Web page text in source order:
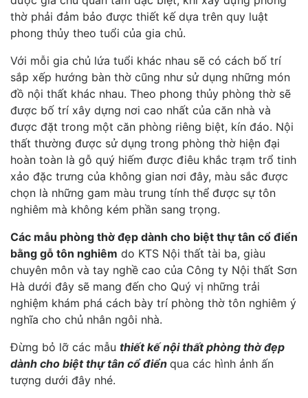
thờ phải đảm bảo được thiết kế dựa trên quy luật
phong thủy theo tuổi của gia chủ.
Với mỗi gia chủ lứa tuổi khác nhau sẽ có cách bố trí
sắp xếp hướng bàn thờ cũng như sử dụng những món
đồ nội thất khác nhau. Theo phong thủy phòng thờ sẽ
được bố trí xây dựng nơi cao nhất của căn nhà và
được đặt trong một căn phòng riêng biệt, kín đáo. Nội
thất thường được sử dụng trong phòng thờ hiện đại
hoàn toàn là gỗ quý hiếm được điêu khắc trạm trổ tinh
xảo đặc trưng của không gian nơi đây, màu sắc được
chọn là những gam màu trung tính thể được sự tôn
nghiêm mà không kém phần sang trọng.
Các mẫu phòng thờ đẹp dành cho biệt thự tân cổ điển
bằng gỗ tôn nghiêm do KTS Nội thất tài ba, giàu
chuyên môn và tay nghề cao của Công ty Nội thất Sơn
Hà dưới đây sẽ mang đến cho Quý vị những trải
nghiệm khám phá cách bày trí phòng thờ tôn nghiêm ý
nghĩa cho chủ nhân ngôi nhà.
Đừng bỏ lỡ các mẫu thiết kế nội thất phòng thờ đẹp
dành cho biệt thự tân cổ điển qua các hình ảnh ấn
tượng dưới đây nhé.